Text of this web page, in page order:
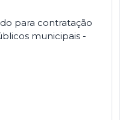
para contratação
municipais -